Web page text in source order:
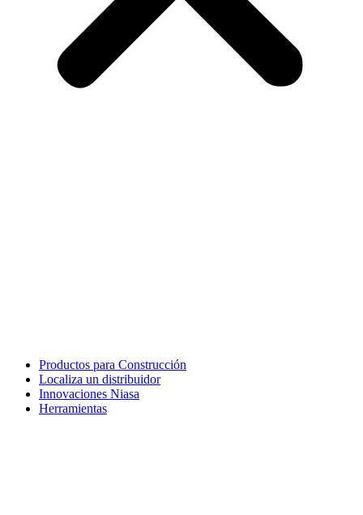
Productos para Construcción
Localiza un distribuidor
Innovaciones Niasa
Herramientas